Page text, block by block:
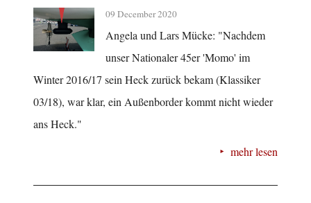
09 December 2020
Angela und Lars Mücke: "Nachdem
unser Nationaler 45er 'Momo' im
Winter 2016/17 sein Heck zurück bekam (Klassiker
03/18), war klar, ein Außenborder kommt nicht wieder
ans Heck."
mehr lesen